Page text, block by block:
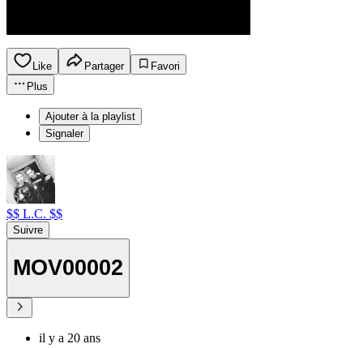
Like Partager
Favori
Plus
Ajouter à la playlist
Signaler
$$ L.C. $$
Suivre
MOV00002
il y a 20 ans